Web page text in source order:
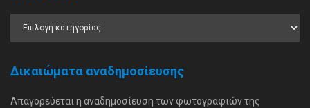
Δικαιώματα αναδημοσίευσης
Απαγορεύεται η αναδημοσίευση των φωτογραφιών της